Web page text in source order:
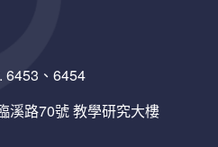
6453、6454
溪路70號 教學研究大樓